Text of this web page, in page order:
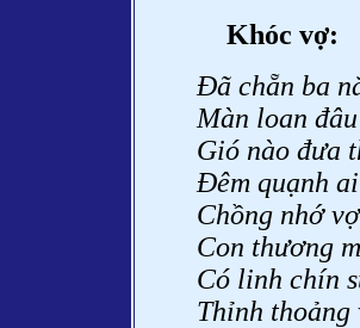
Khóc vợ:
Đã chẵn ba
Màn loan
Gió nào đưa
Đêm quạnh
Chồng nhớ
Con thương
Có linh chín
Thỉnh